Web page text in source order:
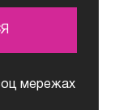
мережах